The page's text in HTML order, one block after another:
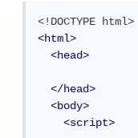
<!DOCTYPE html>
<html>
<head>
</head>
<body>
<script>